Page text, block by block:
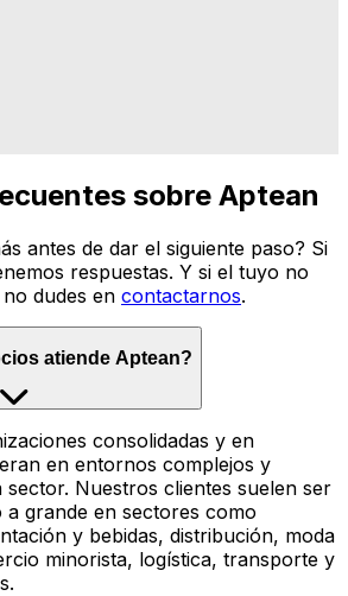
sobre Aptean
antes de dar el siguiente paso? Si
respuestas. Y si el tuyo no
dudes en contactarnos.
atiende Aptean?
consolidadas y en
en entornos complejos y
sector. Nuestros clientes suelen ser
a grande en sectores como
y bebidas, distribución, moda
minorista, logística, transporte y